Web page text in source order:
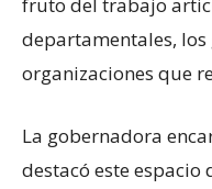
departamentales,
organizaciones que
La gobernadora
destacó este